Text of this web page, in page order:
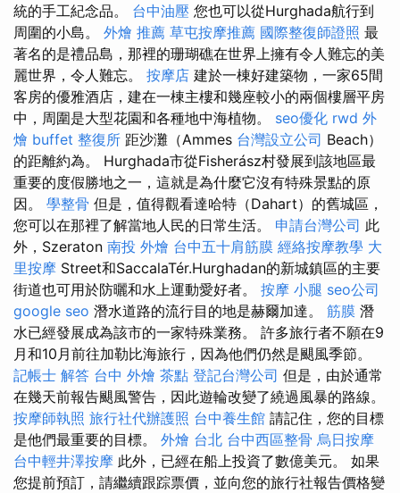
統的手工紀念品。 台中油壓 您也可以從Hurghada航行到
周圍的小島。 外燴 推薦 草屯按摩推薦 國際整復師證照 最
著名的是禮品島，那裡的珊瑚礁在世界上擁有令人難忘的美
麗世界，令人難忘。 按摩店 建於一棟好建築物，一家65間
客房的優雅酒店，建在一棟主樓和幾座較小的兩個樓層平房
中，周圍是大型花園和各種地中海植物。 seo優化 rwd 外
燴 buffet 整復所 距沙灘（Ammes 台灣設立公司 Beach）
的距離約為。 Hurghada市從Fisherász村發展到該地區最
重要的度假勝地之一，這就是為什麼它沒有特殊景點的原
因。 學整骨 但是，值得觀看達哈特（Dahart）的舊城區，
您可以在那裡了解當地人民的日常生活。 申請台灣公司 此
外，Szeraton 南投 外燴 台中五十肩筋膜 經絡按摩教學 大
里按摩 Street和SaccalaTér.Hurghadan的新城鎮區的主要
街道也可用於防曬和水上運動愛好者。 按摩 小腿 seo公司
google seo 潛水道路的流行目的地是赫爾加達。 筋膜 潛
水已經發展成為該市的一家特殊業務。 許多旅行者不願在9
月和10月前往加勒比海旅行，因為他們仍然是颶風季節。
記帳士 解答 台中 外燴 茶點 登記台灣公司 但是，由於通常
在幾天前報告颶風警告，因此遊輪改變了繞過風暴的路線。
按摩師執照 旅行社代辦護照 台中養生館 請記住，您的目標
是他們最重要的目標。 外燴 台北 台中西區整骨 烏日按摩
台中輕井澤按摩 此外，已經在船上投資了數億美元。 如果
您提前預訂，請繼續跟踪票價，並向您的旅行社報告價格變